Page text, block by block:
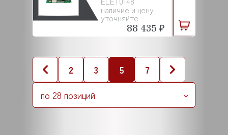
наличие и цену
уточняйте
88 435 ₽
2 3 5
7
по 28 позиций